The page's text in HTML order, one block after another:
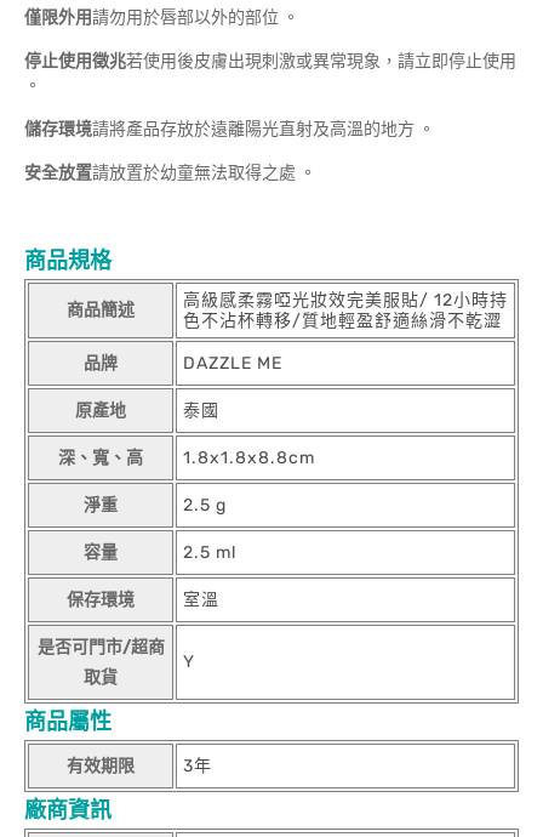
僅限外用請勿用於唇部以外的部位 。
停止使用徵兆若使用後皮膚出現刺激或異常現象，請立即停止使用
。
儲存環境請將產品存放於遠離陽光直射及高溫的地方 。
安全放置請放置於幼童無法取得之處 。
商品規格
商品簡述
高級感柔霧啞光妝效完美服貼/ 12小時持
色不沾杯轉移/質地輕盈舒適絲滑不乾澀
品牌 DAZZLE ME
原產地 泰國
深、寬、高 1.8x1.8x8.8cm
淨重 2.5 g
容量 2.5 ml
保存環境 室溫
是否可門市/超商
取貨
Y
商品屬性
有效期限 3年
廠商資訊